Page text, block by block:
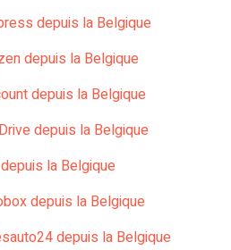
depuis la Belgique
depuis la Belgique
depuis la Belgique
depuis la Belgique
la Belgique
depuis la Belgique
depuis la Belgique